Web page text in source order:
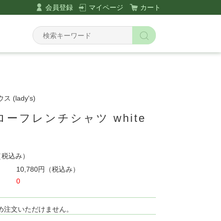
会員登録 マイページ カート
ス (lady's)
ーフレンチシャツ white
込み）
10,780円
（税込み）
0
注文いただけません。